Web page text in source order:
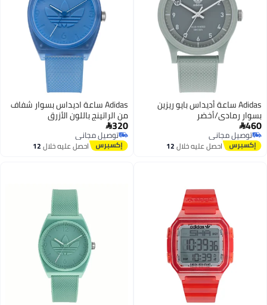
Adidas ساعة أديداس بايو ريزين
بسوار رمادي/أخضر
460
توصيل مجاني
توصيل مجانياحصل عليه خلال12
Adidas ساعة اديداس بسوار شفاف
من الراتينج باللون الأزرق
320
توصيل مجاني
توصيل مجانياحصل عليه خلال12